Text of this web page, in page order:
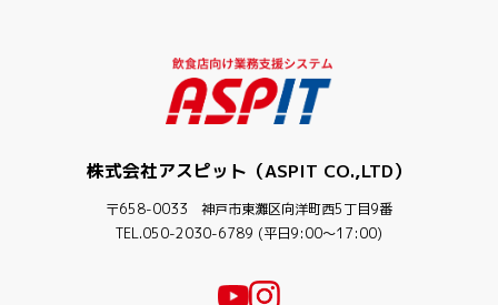
株式会社アスピット（ASPIT CO.,LTD）
〒658-0033 神戸市東灘区向洋町西5丁目9番
TEL.050-2030-6789 (平日9:00〜17:00)